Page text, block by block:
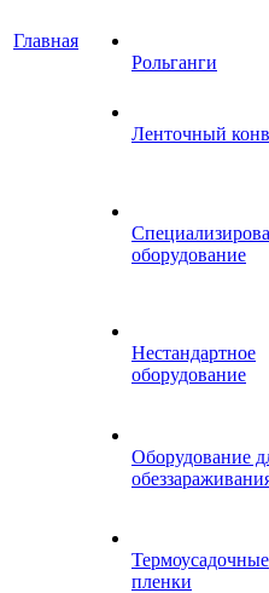
Главная
Рольганги
Ленточный
оборудование
Нестандартное
оборудование
Оборудование
Термоусадочные
пленки